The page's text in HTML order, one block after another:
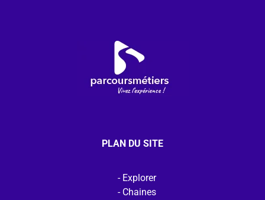
PLAN DU SITE
Explorer
Chaines